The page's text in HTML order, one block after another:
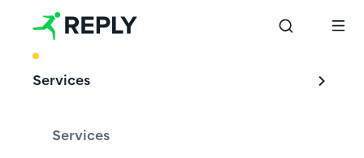
Services
Services
Interne
Datenmodellierung